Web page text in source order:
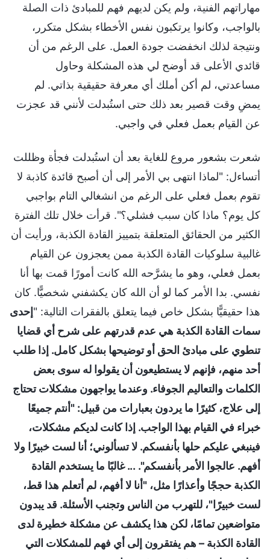
مهاراتهم الفنية، ولم يكن لديهم فهم للمبادئ ذات الصلة
بالواجب، وكانوا يرتكبون نفس الأخطاء بشكل متكرر،
ونتيجة لذلك انخفضت جودة العمل. على الرغم من أن
قائدي الأعلى قد أوضح لي هذه المشكلة وحاول
مساعدتي، لم أكن أملك أي معرفة حقيقية بذاتي. لم
يمضِ وقت قصير بعد ذلك حتى استُبدلت لأنني قد عجزت
عن القيام بعمل فعلي في واجبي.
شعرت بشعور مروع للغاية بعد أن استُبدلت فجأة وظللت
أتساءل: "لماذا انتهى بي الأمر إلى أن أصبح قائدة كاذبة لا
تقوم بعمل فعلي على الرغم من انشغالي التام بواجبي
كل يوم؟ ماذا كان سبب فشلي؟". قرأت خلال تلك الفترة
الكثير من الحقائق المتعلقة بتمييز القادة الكذبة، ورأيت أن
غالبية سلوكيات القادة الكذبة ممن يعجزون عن القيام
بعمل فعلي، وهو ما يشرَّحه الله كانت أمورًا قمت بها أنا
نفسي. بدا الأمر كما لو أن الله كان يكشفني شخصيًّا. كان
هذا حقيقيًّا بشكل خاص فيما يتعلق بالفقرات التالية: "إحدى
سمات القادة الكذبة هي عدم قدرتهم على شرح أي قضايا
تنطوي على مبادئ الحق أو توضيحها بشكل كامل. إذا طلب
أحد منهم، فإنهم لا يستطيعون أن يقولوا له سوى بعض
الكلمات والتعاليم الجوفاء. وعندما يواجهون مشكلات تحتاج
إلى علاج، كثيرًا ما يردون بعبارات من قبيل: "أنتم جميعًا
خبراء في القيام بهذا الواجب. إذا كانت لديكم مشكلات،
فينبغي عليكم حلها بأنفسكم. لا تسألوني؛ أنا لست خبيرًا ولا
أفهم. عالجوا الأمر بأنفسكم". ... غالبًا ما يستخدم القادة
الكذبة حججًا وأعذارًا مثل، "أنا لا أفهم، لم أتعلم هذا قط،
لست خبيرًا"، للتهرب من الناس وتجنب الأسئلة. قد يبدون
متواضعين تمامًا، لكن هذا يكشف عن مشكلة خطيرة لدى
القادة الكذبة – هم يفتقرون إلى أي فهم للمشكلات التي